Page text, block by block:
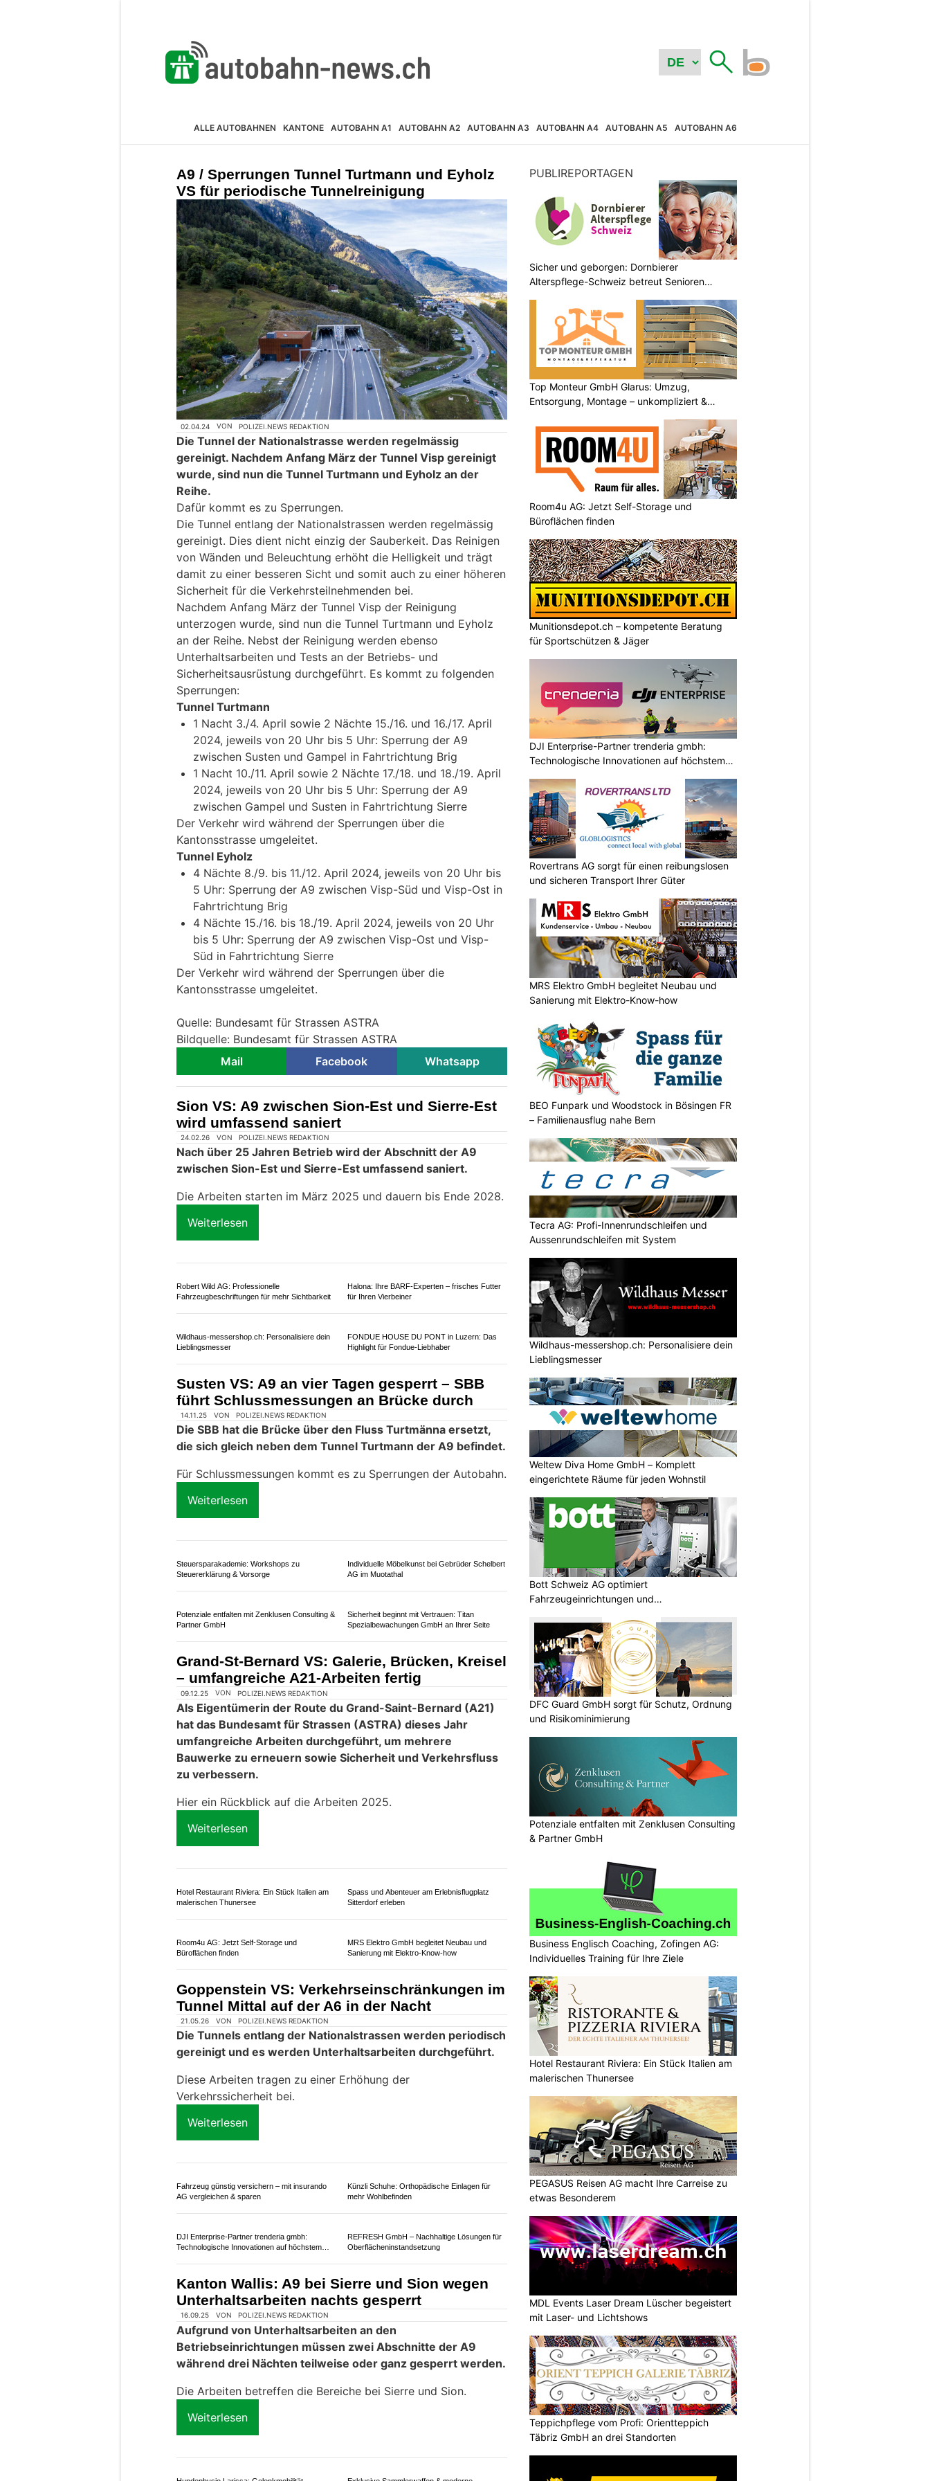
ALLE AUTOBAHNEN KANTONE AUTOBAHN A1 AUTOBAHN A2 AUTOBAHN A3 AUTOBAHN A4 AUTOBAHN A5 AUTOBAHN A6
A9 / Sperrungen Tunnel Turtmann und Eyholz
VS für periodische Tunnelreinigung
02.04.24 VON POLIZEI.NEWS REDAKTION
Die Tunnel der Nationalstrasse werden regelmässig
gereinigt. Nachdem Anfang März der Tunnel Visp gereinigt
wurde, sind nun die Tunnel Turtmann und Eyholz an der
Reihe.
Dafür kommt es zu Sperrungen.
Die Tunnel entlang der Nationalstrassen werden regelmässig
gereinigt. Dies dient nicht einzig der Sauberkeit. Das Reinigen
von Wänden und Beleuchtung erhöht die Helligkeit und trägt
damit zu einer besseren Sicht und somit auch zu einer höheren
Sicherheit für die Verkehrsteilnehmenden bei.
Nachdem Anfang März der Tunnel Visp der Reinigung
unterzogen wurde, sind nun die Tunnel Turtmann und Eyholz
an der Reihe. Nebst der Reinigung werden ebenso
Unterhaltsarbeiten und Tests an der Betriebs- und
Sicherheitsausrüstung durchgeführt. Es kommt zu folgenden
Sperrungen:
Tunnel Turtmann
1 Nacht 3./4. April sowie 2 Nächte 15./16. und 16./17. April
2024, jeweils von 20 Uhr bis 5 Uhr: Sperrung der A9
zwischen Susten und Gampel in Fahrtrichtung Brig
1 Nacht 10./11. April sowie 2 Nächte 17./18. und 18./19. April
2024, jeweils von 20 Uhr bis 5 Uhr: Sperrung der A9
zwischen Gampel und Susten in Fahrtrichtung Sierre
Der Verkehr wird während der Sperrungen über die
Kantonsstrasse umgeleitet.
Tunnel Eyholz
4 Nächte 8./9. bis 11./12. April 2024, jeweils von 20 Uhr bis
5 Uhr: Sperrung der A9 zwischen Visp-Süd und Visp-Ost in
Fahrtrichtung Brig
4 Nächte 15./16. bis 18./19. April 2024, jeweils von 20 Uhr
bis 5 Uhr: Sperrung der A9 zwischen Visp-Ost und Visp-
Süd in Fahrtrichtung Sierre
Der Verkehr wird während der Sperrungen über die
Kantonsstrasse umgeleitet.
Quelle: Bundesamt für Strassen ASTRA
Bildquelle: Bundesamt für Strassen ASTRA
Mail
Facebook Whatsapp
Sion VS: A9 zwischen Sion-Est und Sierre-Est
wird umfassend saniert
Nach über 25 Jahren Betrieb wird der Abschnitt der A9
zwischen Sion-Est und Sierre-Est umfassend saniert.
Die Arbeiten starten im März 2025 und dauern bis Ende 2028.
Weiterlesen
Robert Wild AG: Professionelle
Fahrzeugbeschriftungen für mehr Sichtbarkeit
Halona: Ihre BARF-Experten – frisches Futter
für Ihren Vierbeiner
Susten VS: A9 an vier Tagen gesperrt – SBB
14.11.25 VON POLIZEI.NEWS REDAKTION
die sich gleich neben dem Tunnel Turtmann der A9 befindet.
Weiterlesen
Steuersparakademie: Workshops zu
Steuererklärung & Vorsorge
Individuelle Möbelkunst bei Gebrüder Schelbert
Potenziale entfalten mit Zenklusen Consulting &
Spezialbewachungen GmbH an Ihrer Seite
– umfangreiche A21-Arbeiten fertig
PUBLIREPORTAGEN
Sicher und geborgen: Dornbierer
Alterspflege-Schweiz betreut Senioren
Top Monteur GmbH Glarus: Umzug,
Entsorgung, Montage – unkompliziert &
Room4u AG: Jetzt Self-Storage und
Büroflächen finden
Munitionsdepot.ch – kompetente Beratung
für Sportschützen & Jäger
DJI Enterprise-Partner trenderia gmbh:
Technologische Innovationen auf höchstem
Rovertrans AG sorgt für einen reibungslosen
und sicheren Transport Ihrer Güter
MRS Elektro GmbH begleitet Neubau und
Sanierung mit Elektro-Know-how
BEO Funpark und Woodstock in Bösingen FR
– Familienausflug nahe Bern
Tecra AG: Profi-Innenrundschleifen und
Aussenrundschleifen mit System
Wildhaus-messershop.ch: Personalisiere dein
Lieblingsmesser
Weltew Diva Home GmbH – Komplett
eingerichtete Räume für jeden Wohnstil
Bott Schweiz AG optimiert
Fahrzeugeinrichtungen und
DFC Guard GmbH sorgt für Schutz, Ordnung
und Risikominimierung
Potenziale entfalten mit Zenklusen Consulting
& Partner GmbH
Business Englisch Coaching, Zofingen AG:
Individuelles Training für Ihre Ziele
Hotel Restaurant Riviera: Ein Stück Italien am
malerischen Thunersee
PEGASUS Reisen AG macht Ihre Carreise zu
etwas Besonderem
MDL Events Laser Dream Lüscher begeistert
mit Laser- und Lichtshows
Teppichpflege vom Profi: Orientteppich
Täbriz GmbH an drei Standorten